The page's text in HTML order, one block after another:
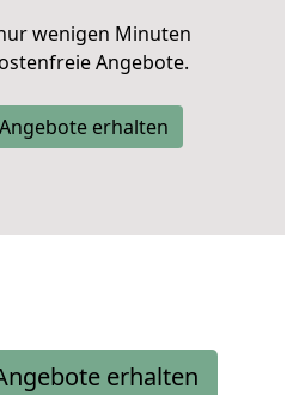
wenigen Minuten
Angebote.
erhalten
erhalten